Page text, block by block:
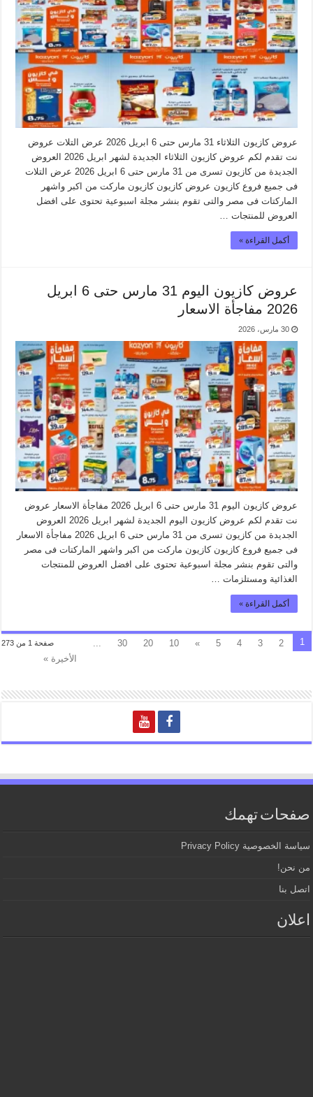
عروض كازيون الثلاثاء 31 مارس حتى 6 ابريل 2026 عرض التلات عروض
نت تقدم لكم عروض كازيون الثلاثاء الجديدة لشهر ابريل 2026 العروض
الجديدة من كازيون تسرى من 31 مارس حتى 6 ابريل 2026 عرض التلات
فى جميع فروع كازيون عروض كازيون كازيون ماركت من اكبر واشهر
الماركتات فى مصر والتى تقوم بنشر مجلة اسبوعية تحتوى على افضل
العروض للمنتجات …
أكمل القراءة »
عروض كازيون اليوم 31 مارس حتى 6 ابريل
2026 مفاجأة الاسعار
30 مارس، 2026
عروض كازيون اليوم 31 مارس حتى 6 ابريل 2026 مفاجأة الاسعار عروض
نت تقدم لكم عروض كازيون اليوم الجديدة لشهر ابريل 2026 العروض
الجديدة من كازيون تسرى من 31 مارس حتى 6 ابريل 2026 مفاجأة الاسعار
فى جميع فروع كازيون كازيون ماركت من اكبر واشهر الماركتات فى مصر
والتى تقوم بنشر مجلة اسبوعية تحتوى على افضل العروض للمنتجات
الغذائية ومستلزمات …
أكمل القراءة »
صفحة 1 من 273 1
2
3
4
5
»
10
20
30
الأخيرة »
صفحات تهمك
سياسة الخصوصية Privacy Policy
من نحن!
اتصل بنا
اعلان